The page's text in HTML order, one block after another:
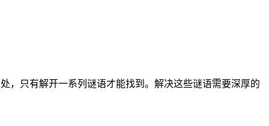
，只有解开一系列谜语才能找到。解决这些谜语需要深厚的